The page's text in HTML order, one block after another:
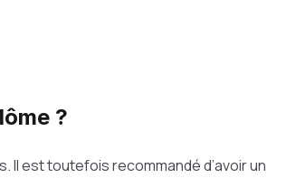
?
Il est toutefois recommandé d’avoir un